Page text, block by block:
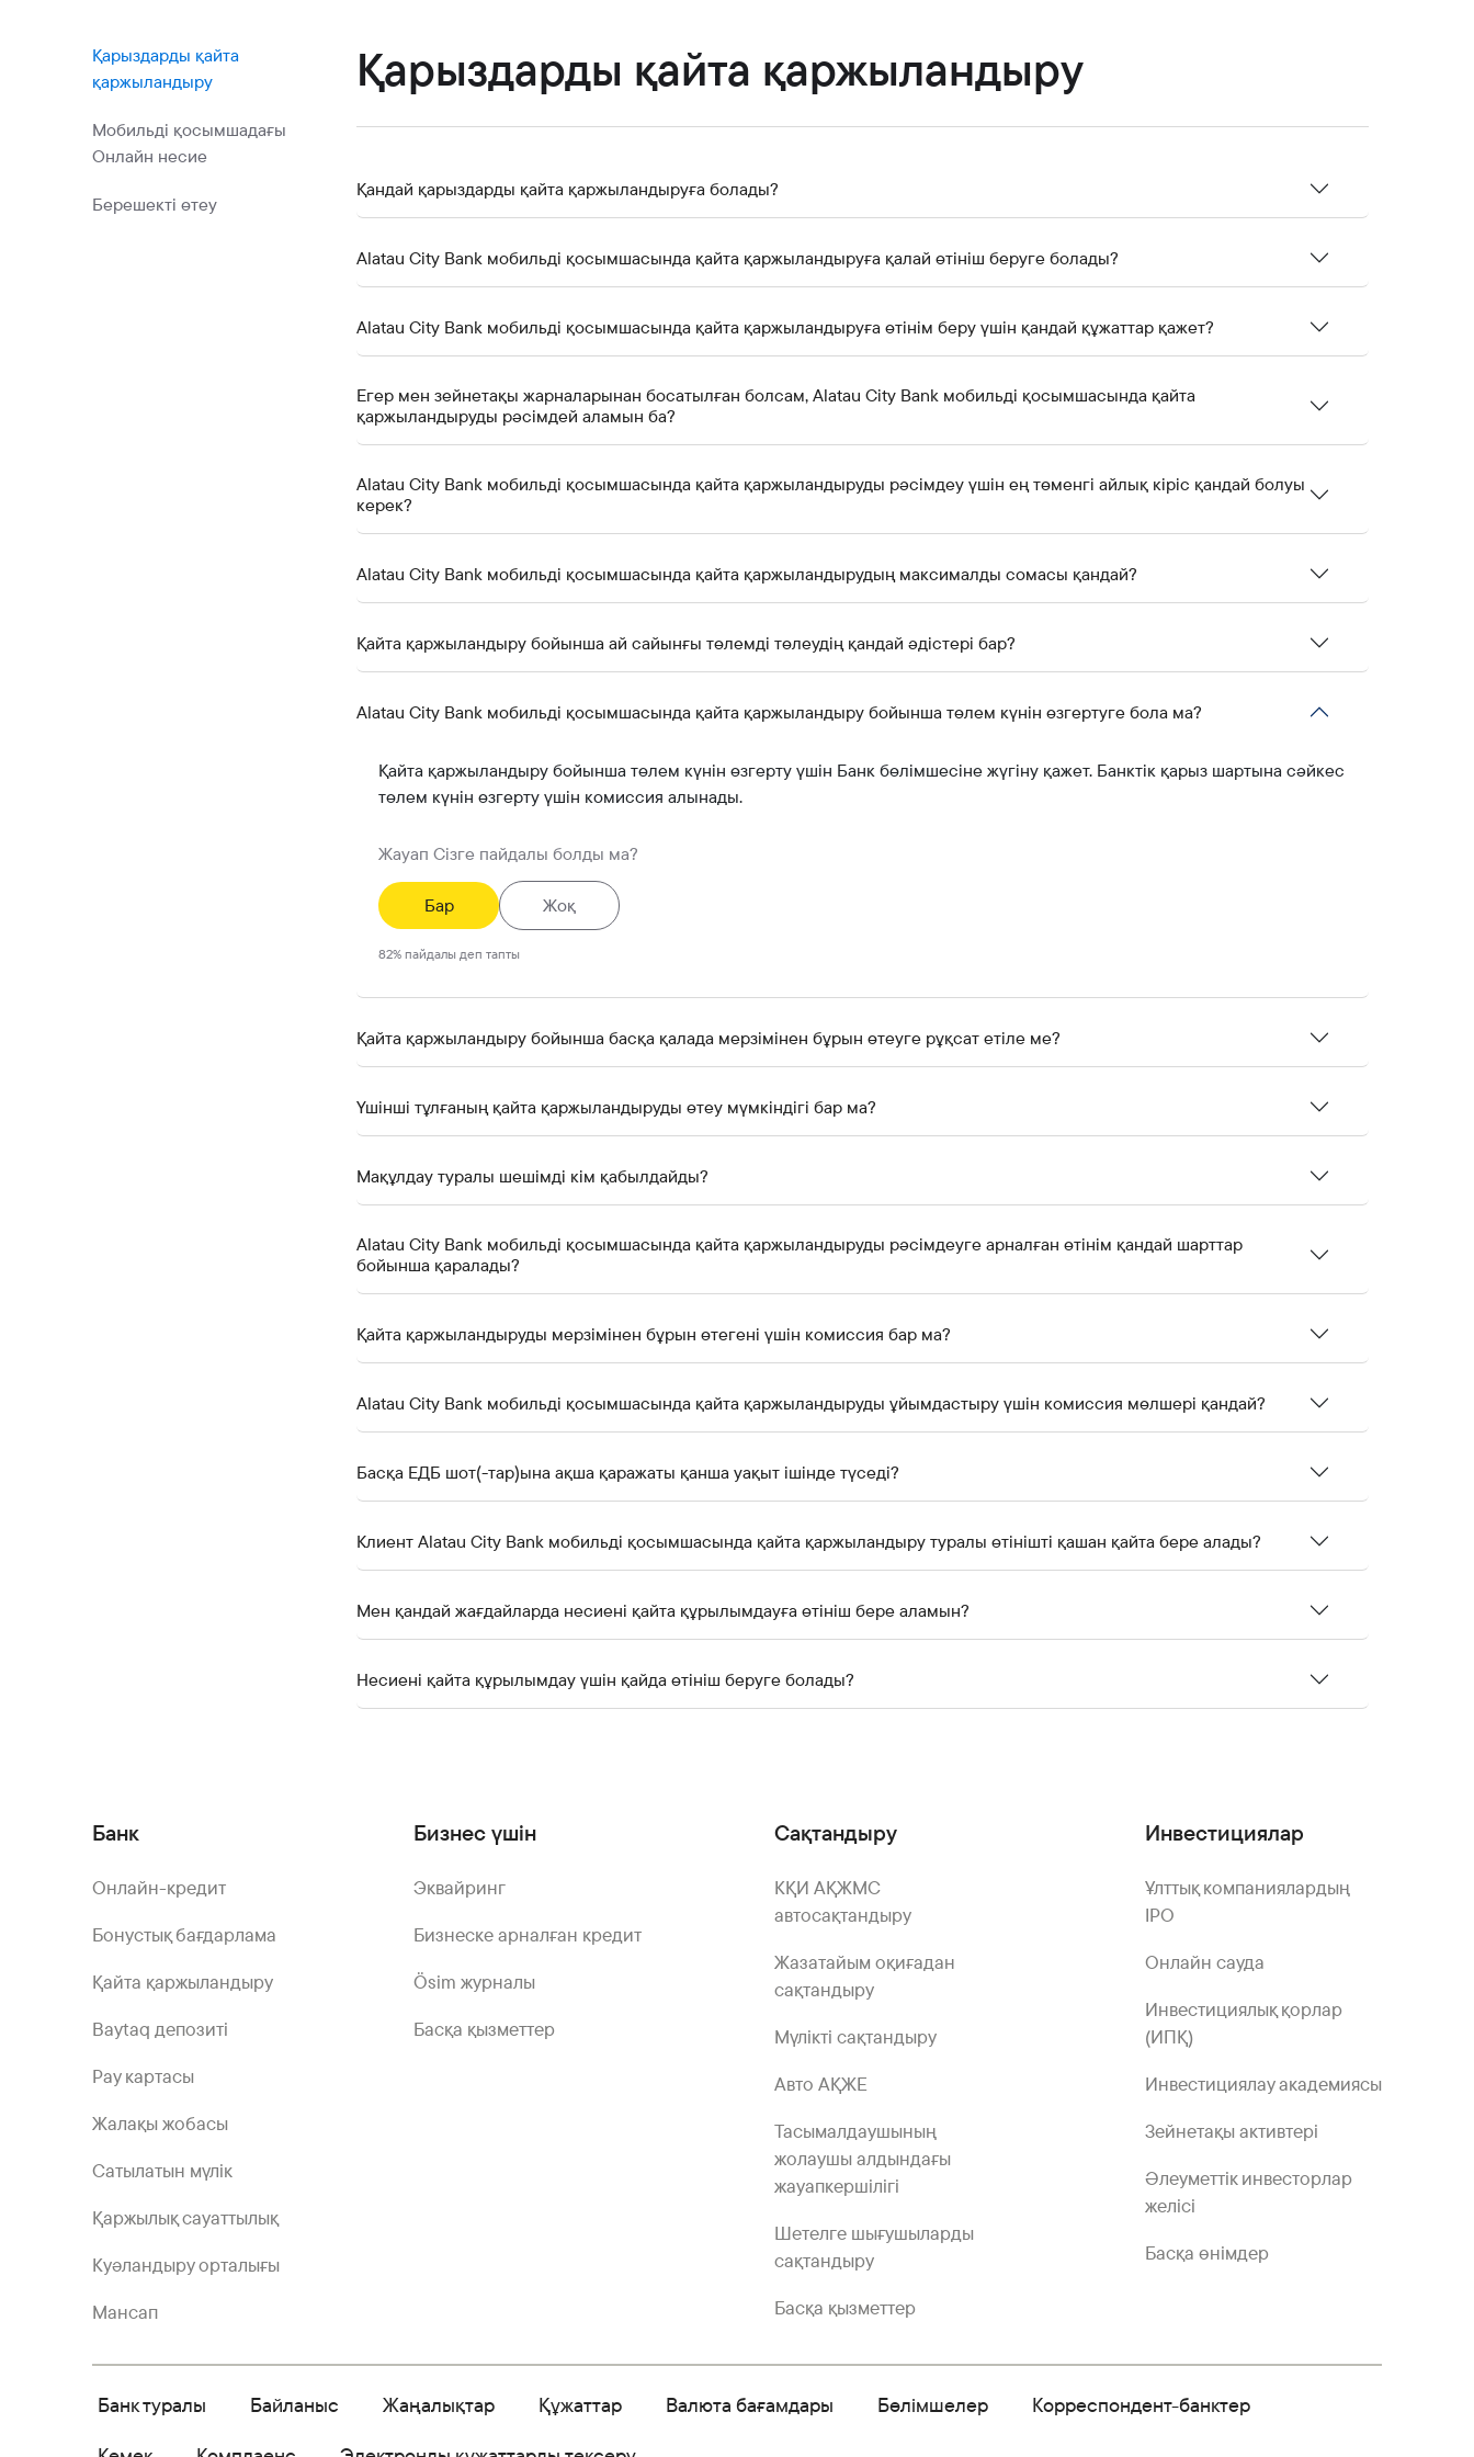
Бонустық бағдарлама
Kaspi QR
Қарыздарды қайта
қаржыландыру
Мобильді қосымшадағы
Онлайн несие
Берешекті өтеу
Қарыздарды қайта қаржыландыру
Қандай қарыздарды қайта қаржыландыруға болады?
Alatau City Bank мобильді қосымшасында қайта қаржыландыруға қалай өтініш беруге болады?
Alatau City Bank мобильді қосымшасында қайта қаржыландыруға өтінім беру үшін қандай құжаттар қажет?
Егер мен зейнетақы жарналарынан босатылған болсам, Alatau City Bank мобильді қосымшасында қайта
қаржыландыруды рәсімдей аламын ба?
Alatau City Bank мобильді қосымшасында қайта қаржыландыруды рәсімдеу үшін ең төменгі айлық кіріс қандай болуы
керек?
Alatau City Bank мобильді қосымшасында қайта қаржыландырудың максималды сомасы қандай?
Қайта қаржыландыру бойынша ай сайынғы төлемді төлеудің қандай әдістері бар?
Alatau City Bank мобильді қосымшасында қайта қаржыландыру бойынша төлем күнін өзгертуге бола ма?
Қайта қаржыландыру бойынша төлем күнін өзгерту үшін Банк бөлімшесіне жүгіну қажет. Банктік қарыз шартына сәйкес
төлем күнін өзгерту үшін комиссия алынады.
Жауап Сізге пайдалы болды ма?
Бар Жоқ
82%пайдалы деп тапты
Қайта қаржыландыру бойынша басқа қалада мерзімінен бұрын өтеуге рұқсат етіле ме?
Үшінші тұлғаның қайта қаржыландыруды өтеу мүмкіндігі бар ма?
Мақұлдау туралы шешімді кім қабылдайды?
Alatau City Bank мобильді қосымшасында қайта қаржыландыруды рәсімдеуге арналған өтінім қандай шарттар
бойынша қаралады?
Қайта қаржыландыруды мерзімінен бұрын өтегені үшін комиссия бар ма?
Alatau City Bank мобильді қосымшасында қайта қаржыландыруды ұйымдастыру үшін комиссия мөлшері қандай?
Басқа ЕДБ шот(-тар)ына ақша қаражаты қанша уақыт ішінде түседі?
Клиент Alatau City Bank мобильді қосымшасында қайта қаржыландыру туралы өтінішті қашан қайта бере алады?
Мен қандай жағдайларда несиені қайта құрылымдауға өтініш бере аламын?
Несиені қайта құрылымдау үшін қайда өтініш беруге болады?
Банк
Онлайн-кредит
Бонустық бағдарлама
Қайта қаржыландыру
Baytaq депозиті
Pay картасы
Жалақы жобасы
Сатылатын мүлік
Қаржылық сауаттылық
Куәландыру орталығы
Мансап
Бизнес үшін
Эквайринг
Бизнеске арналған кредит
Ösim журналы
Басқа қызметтер
Сақтандыру
КҚИ АҚЖМС
автосақтандыру
Жазатайым оқиғадан
сақтандыру
Мүлікті сақтандыру
Авто АҚЖЕ
Тасымалдаушының
жолаушы алдындағы
жауапкершілігі
Шетелге шығушыларды
сақтандыру
Басқа қызметтер
Инвестициялар
Ұлттық компаниялардың
IPO
Онлайн сауда
Инвестициялық қорлар
(ИПҚ)
Инвестициялау академиясы
Зейнетақы активтері
Әлеуметтік инвесторлар
желісі
Басқа өнімдер
Банк туралы Байланыс Жаңалықтар Құжаттар Валюта бағамдары Бөлімшелер
Корреспондент-банктер